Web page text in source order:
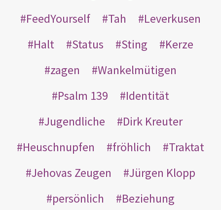
FeedYourself
Tah
Leverkusen
Halt
Status Sting
Kerze
zagen
Wankelmütigen
Psalm 139
Identität
Jugendliche
Dirk Kreuter
Heuschnupfen
fröhlich
Traktat
Jehovas Zeugen
Jürgen Klopp
persönlich
Beziehung